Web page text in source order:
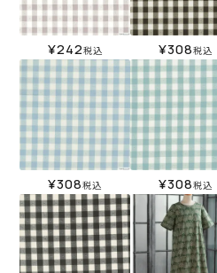
¥242税込 ¥308税込
¥308税込 ¥308税込